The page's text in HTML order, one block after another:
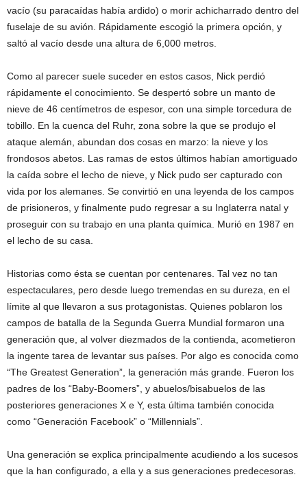
vacío (su paracaídas había ardido) o morir achicharrado dentro del
fuselaje de su avión. Rápidamente escogió la primera opción, y
saltó al vacío desde una altura de 6,000 metros.
Como al parecer suele suceder en estos casos, Nick perdió
rápidamente el conocimiento. Se despertó sobre un manto de
nieve de 46 centímetros de espesor, con una simple torcedura de
tobillo. En la cuenca del Ruhr, zona sobre la que se produjo el
ataque alemán, abundan dos cosas en marzo: la nieve y los
frondosos abetos. Las ramas de estos últimos habían amortiguado
la caída sobre el lecho de nieve, y Nick pudo ser capturado con
vida por los alemanes. Se convirtió en una leyenda de los campos
de prisioneros, y finalmente pudo regresar a su Inglaterra natal y
proseguir con su trabajo en una planta química. Murió en 1987 en
el lecho de su casa.
Historias como ésta se cuentan por centenares. Tal vez no tan
espectaculares, pero desde luego tremendas en su dureza, en el
límite al que llevaron a sus protagonistas. Quienes poblaron los
campos de batalla de la Segunda Guerra Mundial formaron una
generación que, al volver diezmados de la contienda, acometieron
la ingente tarea de levantar sus países. Por algo es conocida como
“The Greatest Generation”, la generación más grande. Fueron los
padres de los “Baby-Boomers”, y abuelos/bisabuelos de las
posteriores generaciones X e Y, esta última también conocida
como “Generación Facebook” o “Millennials”.
Una generación se explica principalmente acudiendo a los sucesos
que la han configurado, a ella y a sus generaciones predecesoras.